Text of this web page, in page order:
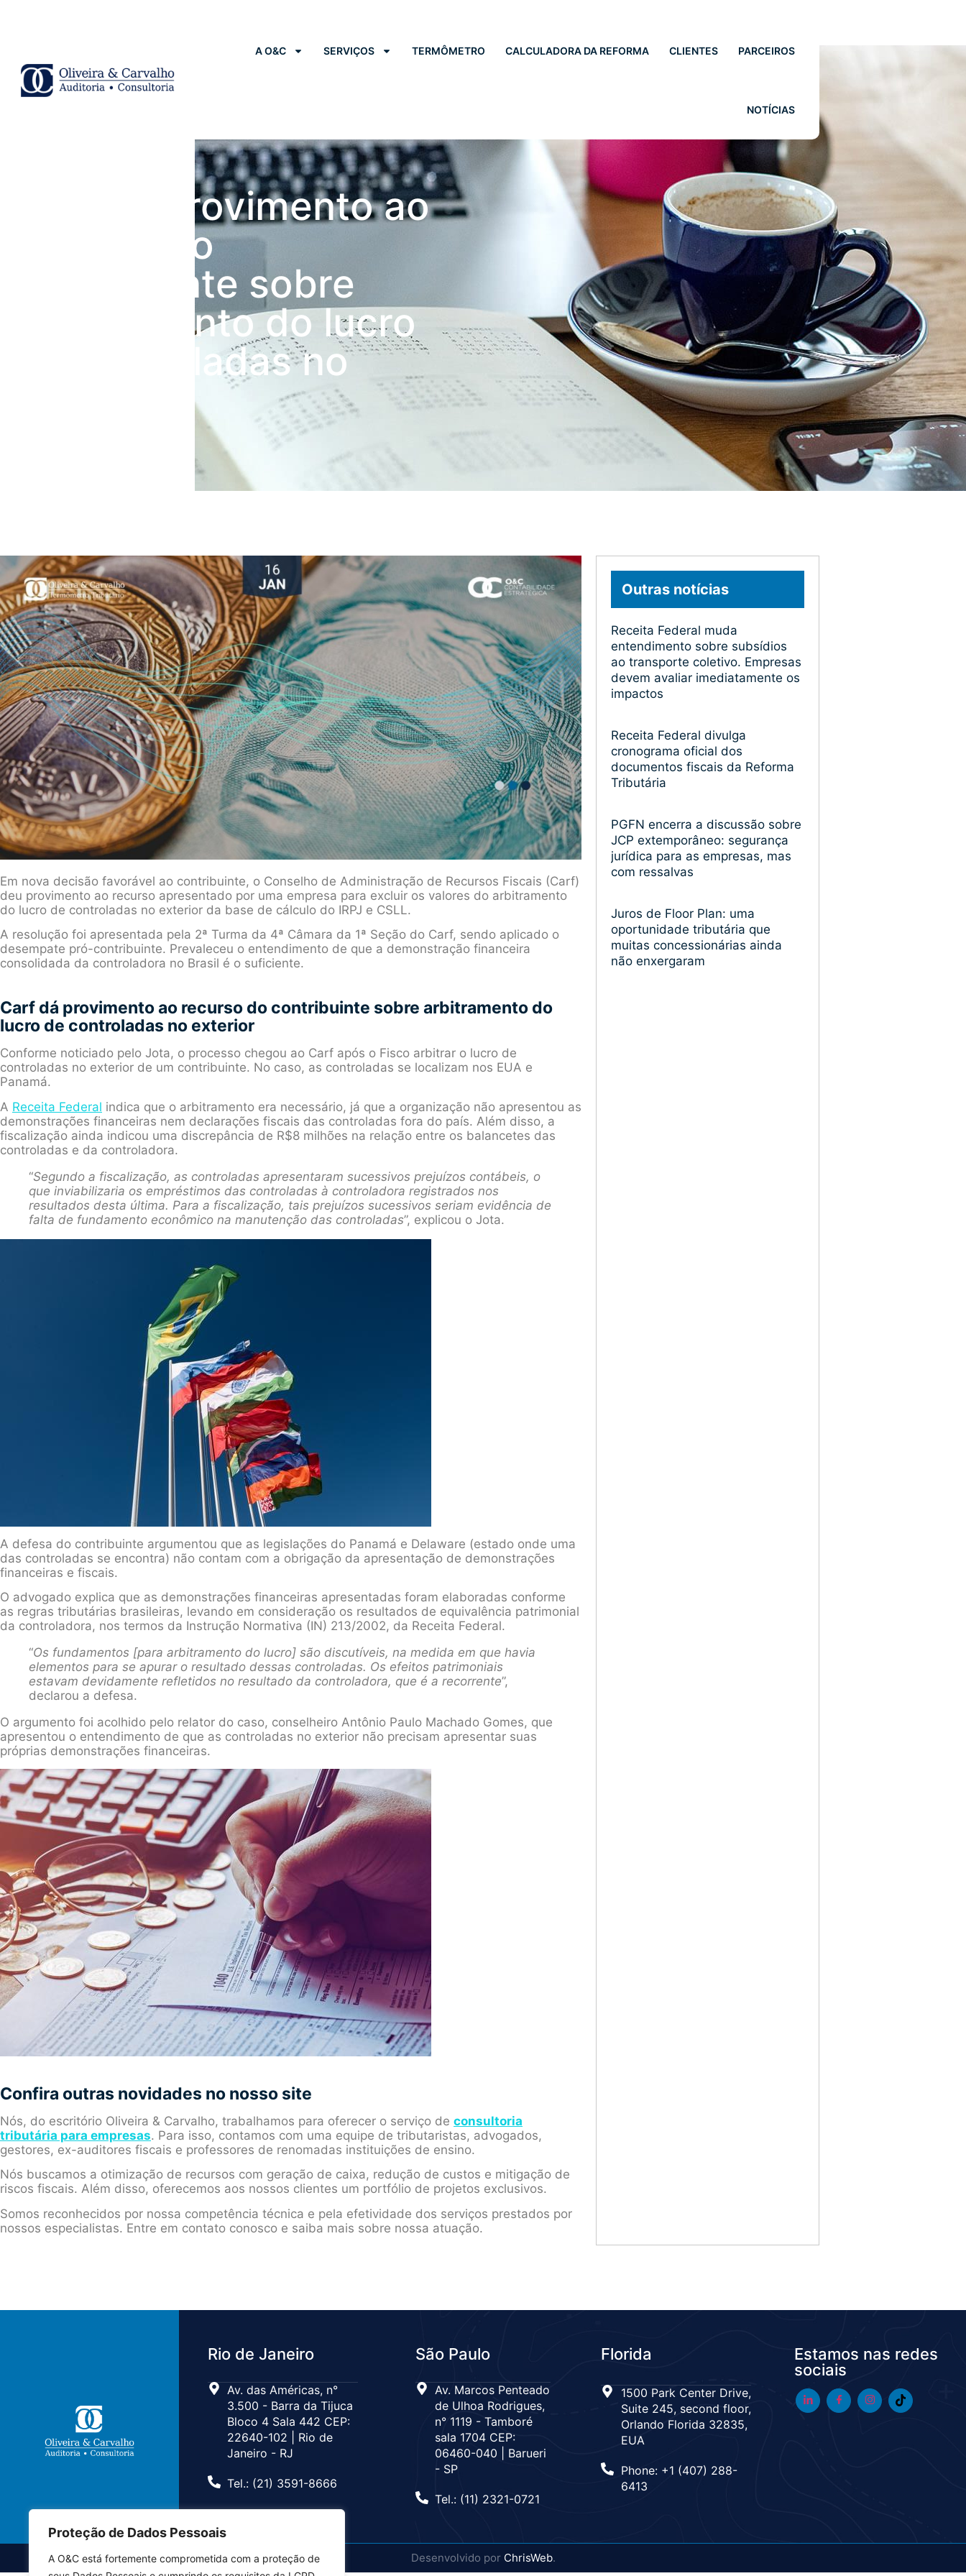
Proteção de Dados Pessoais
A O&C está fortemente comprometida com a proteção de
A O&C SERVIÇOS TERMÔMETRO CALCULADORA DA REFORMA CLIENTES PARCEIROS
NOTÍCIAS
Carf dá provimento ao
recurso do
contribuinte sobre
arbitramento do lucro
de controladas no
Em nova decisão favorável ao contribuinte, o Conselho de Administração de Recursos Fiscais (Carf)
deu provimento ao recurso apresentado por uma empresa para excluir os valores do arbitramento
do lucro de controladas no exterior da base de cálculo do IRPJ e CSLL.
A resolução foi apresentada pela 2ª Turma da 4ª Câmara da 1ª Seção do Carf, sendo aplicado o
desempate pró-contribuinte. Prevaleceu o entendimento de que a demonstração financeira
consolidada da controladora no Brasil é o suficiente.
Carf dá provimento ao recurso do contribuinte sobre arbitramento do
lucro de controladas no exterior
Conforme noticiado pelo Jota, o processo chegou ao Carf após o Fisco arbitrar o lucro de
controladas no exterior de um contribuinte. No caso, as controladas se localizam nos EUA e
Panamá.
A Receita Federal indica que o arbitramento era necessário, já que a organização não apresentou as
demonstrações financeiras nem declarações fiscais das controladas fora do país. Além disso, a
fiscalização ainda indicou uma discrepância de R$8 milhões na relação entre os balancetes das
controladas e da controladora.
“Segundo a fiscalização, as controladas apresentaram sucessivos prejuízos contábeis, o
que inviabilizaria os empréstimos das controladas à controladora registrados nos
resultados desta última. Para a fiscalização, tais prejuízos sucessivos seriam evidência de
falta de fundamento econômico na manutenção das controladas”, explicou o Jota.
A defesa do contribuinte argumentou que as legislações do Panamá e Delaware (estado onde uma
das controladas se encontra) não contam com a obrigação da apresentação de demonstrações
financeiras e fiscais.
O advogado explica que as demonstrações financeiras apresentadas foram elaboradas conforme
as regras tributárias brasileiras, levando em consideração os resultados de equivalência patrimonial
da controladora, nos termos da Instrução Normativa (IN) 213/2002, da Receita Federal.
“Os fundamentos [para arbitramento do lucro] são discutíveis, na medida em que havia
elementos para se apurar o resultado dessas controladas. Os efeitos patrimoniais
estavam devidamente refletidos no resultado da controladora, que é a recorrente”,
declarou a defesa.
O argumento foi acolhido pelo relator do caso, conselheiro Antônio Paulo Machado Gomes, que
apresentou o entendimento de que as controladas no exterior não precisam apresentar suas
próprias demonstrações financeiras.
Confira outras novidades no nosso site
Nós, do escritório Oliveira & Carvalho, trabalhamos para oferecer o serviço de consultoria
tributária para empresas. Para isso, contamos com uma equipe de tributaristas, advogados,
gestores, ex-auditores fiscais e professores de renomadas instituições de ensino.
Nós buscamos a otimização de recursos com geração de caixa, redução de custos e mitigação de
riscos fiscais. Além disso, oferecemos aos nossos clientes um portfólio de projetos exclusivos.
Somos reconhecidos por nossa competência técnica e pela efetividade dos serviços prestados por
nossos especialistas. Entre em contato conosco e saiba mais sobre nossa atuação.
Outras notícias
Receita Federal muda
entendimento sobre subsídios
ao transporte coletivo. Empresas
devem avaliar imediatamente os
impactos
Receita Federal divulga
cronograma oficial dos
documentos fiscais da Reforma
Tributária
PGFN encerra a discussão sobre
JCP extemporâneo: segurança
jurídica para as empresas, mas
com ressalvas
Juros de Floor Plan: uma
oportunidade tributária que
muitas concessionárias ainda
não enxergaram
Rio de Janeiro
Av. das Américas, n°
3.500 - Barra da Tijuca
Bloco 4 Sala 442 CEP:
22640-102 | Rio de
Janeiro - RJ
Tel.: (21) 3591-8666
São Paulo
Av. Marcos Penteado
de Ulhoa Rodrigues,
n° 1119 - Tamboré
sala 1704 CEP:
06460-040 | Barueri
- SP
Tel.: (11) 2321-0721
Florida
1500 Park Center Drive,
Suite 245, second floor,
Orlando Florida 32835,
EUA
Phone: +1 (407) 288-
6413
Estamos nas redes
sociais
Desenvolvido por ChrisWeb.